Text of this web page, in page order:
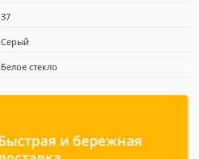
37
Серый
Белое стекло